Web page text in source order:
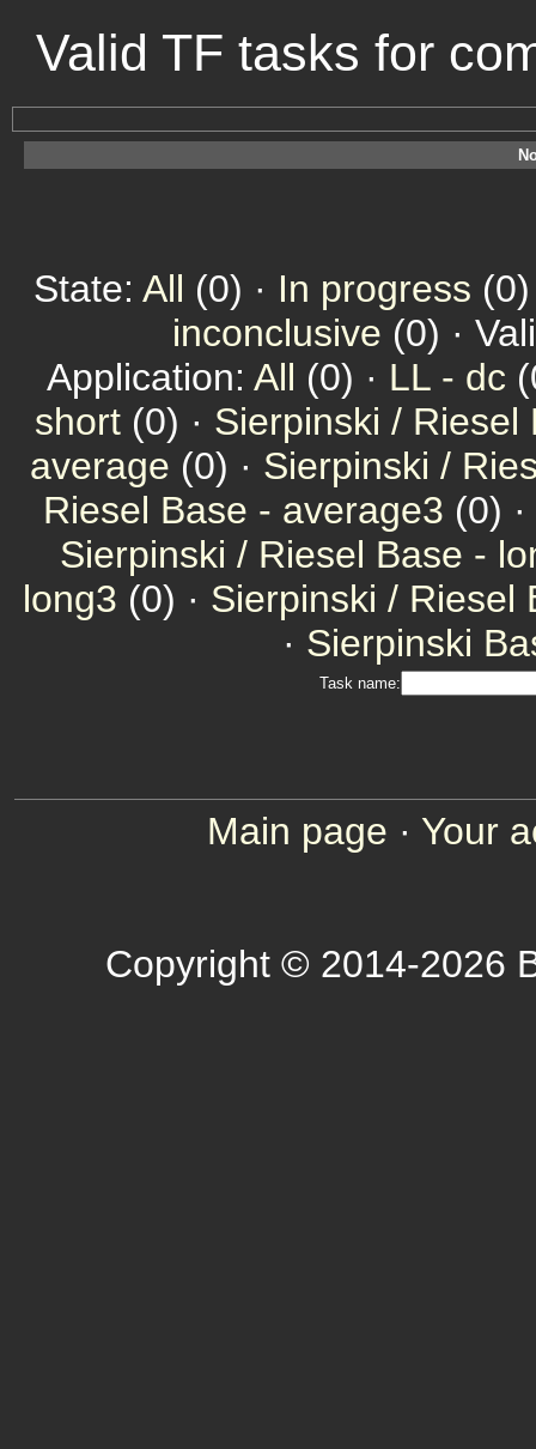
Valid TF tasks for
State: All (0) · In progress
inconclusive (0) ·
Application: All (0) · LL - dc
short (0) · Sierpinski / Riesel
average (0) · Sierpinski /
Riesel Base - average3 (0) ·
Sierpinski / Riesel Base -
long3 (0) · Sierpinski / Riesel
· Sierpinski
Task name:
Main page · Your
Copyright © 2014-2026